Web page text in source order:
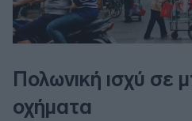
Πολωνική ισχύ σε
οχήματα